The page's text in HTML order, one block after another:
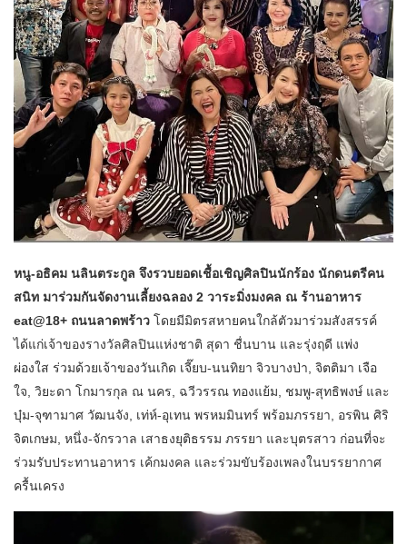
หนู-อธิคม นลินตระกูล จึงรวบยอดเชื้อเชิญศิลปินนักร้อง นักดนตรีคน
สนิท มาร่วมกันจัดงานเลี้ยงฉลอง 2 วาระมิ่งมงคล ณ ร้านอาหาร
eat@18+ ถนนลาดพร้าว โดยมีมิตรสหายคนใกล้ตัวมาร่วมสังสรรค์
ได้แก่เจ้าของรางวัลศิลปินแห่งชาติ สุดา ชื่นบาน และรุ่งฤดี แพ่ง
ผ่องใส ร่วมด้วยเจ้าของวันเกิด เจี๊ยบ-นนทิยา จิวบางป่า, จิตติมา เจือ
ใจ, วิยะดา โกมารกุล ณ นคร, ฉวีวรรณ ทองแย้ม, ชมพู-สุทธิพงษ์ และ
บุ๋ม-จุฑามาศ วัฒนจัง, เท่ห์-อุเทน พรหมมินทร์ พร้อมภรรยา, อรพิน ศิริ
จิตเกษม, หนึ่ง-จักรวาล เสาธงยุติธรรม ภรรยา และบุตรสาว ก่อนที่จะ
ร่วมรับประทานอาหาร เค้กมงคล และร่วมขับร้องเพลงในบรรยากาศ
ครื้นเครง